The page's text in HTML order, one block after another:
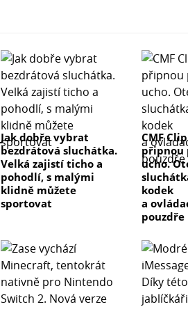
Jak dobře vybrat
bezdrátová sluchátka.
Velká zajistí ticho a
pohodlí, s malými
klidně můžete
sportovat
CMF
připnou
ucho.
kodek
a
pouzdře